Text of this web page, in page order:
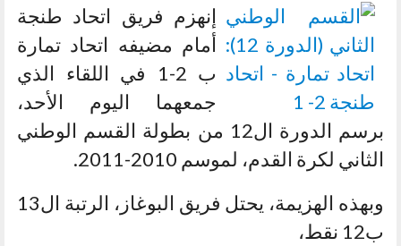
إنهزم فريق اتحاد طنجة
أمام مضيفه اتحاد تمارة
ب 2-1 في اللقاء الذي
جمعهما اليوم الأحد،
برسم الدورة ال12 من بطولة القسم الوطني
الثاني لكرة القدم، لموسم 2010-2011.
وبهذه الهزيمة، يحتل فريق البوغاز، الرتبة ال13
ب12 نقط،